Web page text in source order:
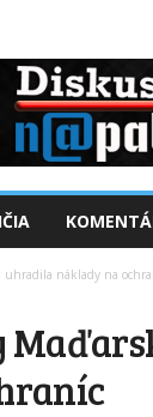
uhradila náklady na